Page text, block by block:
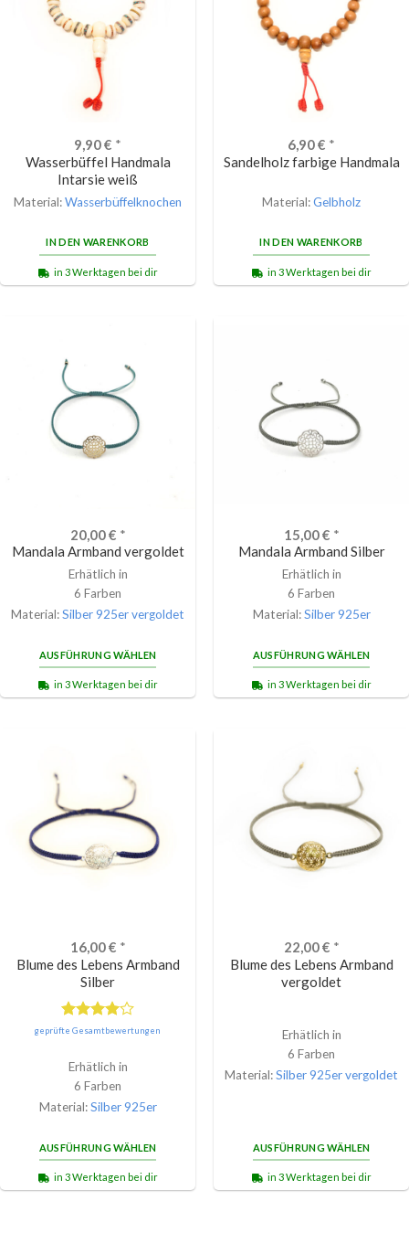
9,90€ *
Wasserbüffel Handmala
Intarsie weiß
Material:Wasserbüffelknochen
IN DEN WARENKORB
in 3 Werktagen bei dir
6,90€ *
Sandelholz farbige Handmala
Material:Gelbholz
IN DEN WARENKORB
in 3 Werktagen bei dir
20,00€ *
Mandala Armband vergoldet
Erhätlich in
6 Farben
Material:Silber 925er vergoldet
AUSFÜHRUNG WÄHLEN
in 3 Werktagen bei dir
15,00€ *
Mandala Armband Silber
Erhätlich in
6 Farben
Material:Silber 925er
AUSFÜHRUNG WÄHLEN
in 3 Werktagen bei dir
16,00€ *
Blume des Lebens Armband
Silber
Bewertet
von 5
geprüfte Gesamtbewertungen
Erhätlich in
6 Farben
Material:Silber 925er
AUSFÜHRUNG WÄHLEN
in 3 Werktagen bei dir
22,00€ *
Blume des Lebens Armband
vergoldet
Erhätlich in
6 Farben
Material:Silber 925er vergoldet
AUSFÜHRUNG WÄHLEN
in 3 Werktagen bei dir